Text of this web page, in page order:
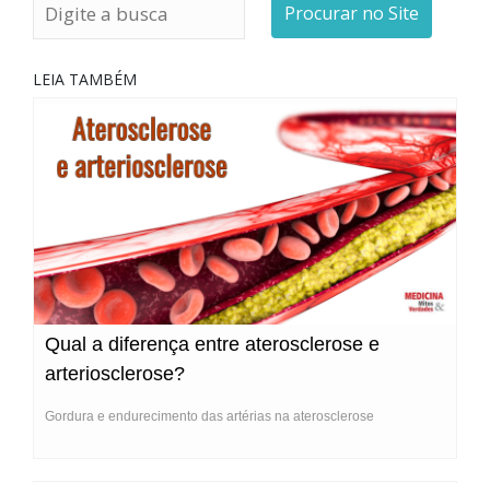
Procurar no Site
LEIA TAMBÉM
Qual a diferença entre aterosclerose e
arteriosclerose?
Gordura e endurecimento das artérias na aterosclerose